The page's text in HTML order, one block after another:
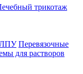
трикотаж
ЛПУ Перевязочные
для растворов